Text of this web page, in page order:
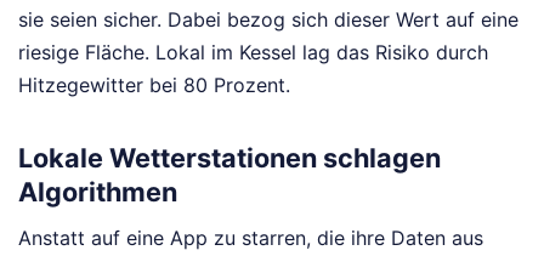
sie seien sicher. Dabei bezog sich dieser Wert auf eine
riesige Fläche. Lokal im Kessel lag das Risiko durch
Hitzegewitter bei 80 Prozent.
Lokale Wetterstationen schlagen
Algorithmen
Anstatt auf eine App zu starren, die ihre Daten aus